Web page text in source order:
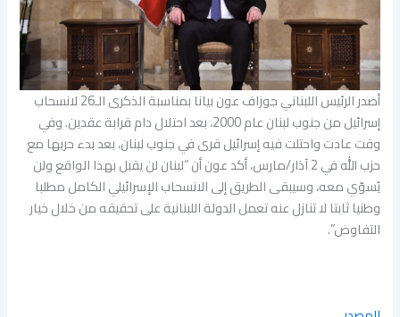
أصدر الرئيس اللبناني جوزاف عون بيانا بمناسبة الذكرى الـ26 لانسحاب
إسرائيل من جنوب لبنان عام 2000، بعد احتلال دام قرابة عقدين. وفي
وقت عادت واحتلت فيه إسرائيل قرى في جنوب لبنان، بعد بدء حربها مع
حزب الله في 2 آذار/مارس، أكد عون أن “لبنان لن يقبل بهذا الواقع ولن
يُسوّي معه، وسيبقى الطريق إلى الانسحاب الإسرائيلي الكامل مطلبا
وطنيا ثابتا لا تنازل عنه تعمل الدولة اللبنانية على تحقيقه من خلال خيار
التفاوض”.